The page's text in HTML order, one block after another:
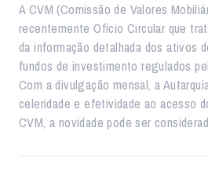
A CVM (Comissão de Valores
recentemente Ofício Circular que
da informação detalhada dos ativos
fundos de investimento regulados
Com a divulgação mensal, a
celeridade e efetividade ao acesso
CVM, a novidade pode ser